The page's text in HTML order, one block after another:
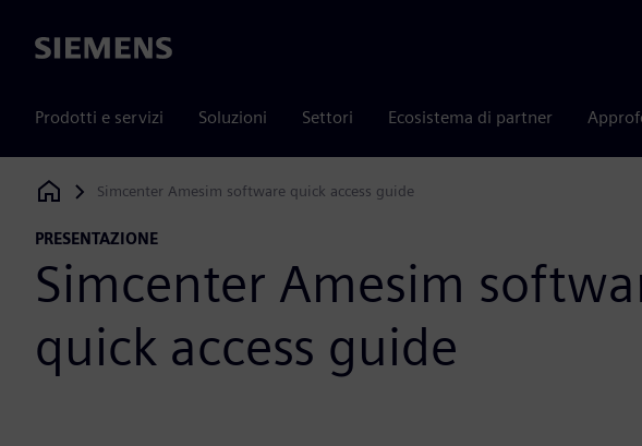
Siemens
Prodotti e servizi Soluzioni Settori Ecosistema di partner
Siemens Digital Industries Software
Simcenter Amesim software quick access guide
PRESENTAZIONE
Simcenter Amesim
quick access guide